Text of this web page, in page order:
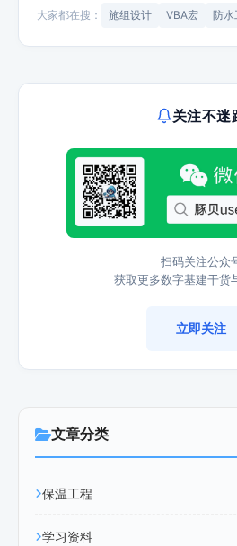
大家都在搜： 施组设计 VBA宏 防水
关注不迷
扫码关注公众
获取更多数字基建干货
立即关注
文章分类
保温工程
学习资料